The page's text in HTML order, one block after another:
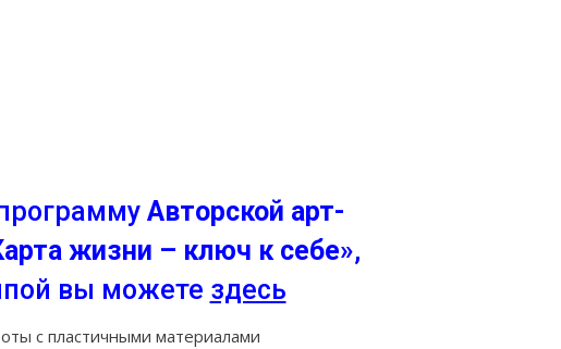
Авторской арт-
жизни – ключ к себе»,
вы можете здесь
с пластичными материалами